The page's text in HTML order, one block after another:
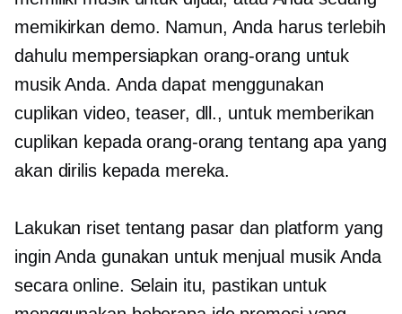
memikirkan demo. Namun, Anda harus terlebih
dahulu mempersiapkan orang-orang untuk
musik Anda. Anda dapat menggunakan
cuplikan video, teaser, dll., untuk memberikan
cuplikan kepada orang-orang tentang apa yang
akan dirilis kepada mereka.
Lakukan riset tentang pasar dan platform yang
ingin Anda gunakan untuk menjual musik Anda
secara online. Selain itu, pastikan untuk